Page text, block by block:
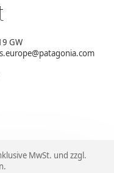
GW
MwSt. und zzgl.
.